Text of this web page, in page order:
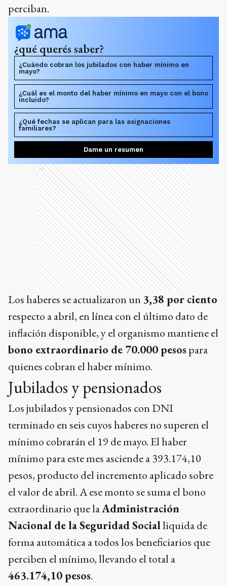
perciban.
¿qué querés saber?
¿Cuándo cobran los jubilados con haber mínimo en
mayo?
¿Cuál es el monto del haber mínimo en mayo con el bono
incluido?
¿Qué fechas se aplican para las asignaciones
familiares?
Dame un resumen
Ads
Los haberes se actualizaron un 3,38 por ciento
respecto a abril, en línea con el último dato de
inflación disponible, y el organismo mantiene el
bono extraordinario de 70.000 pesos para
quienes cobran el haber mínimo.
Jubilados y pensionados
Los jubilados y pensionados con DNI
terminado en seis cuyos haberes no superen el
mínimo cobrarán el 19 de mayo. El haber
mínimo para este mes asciende a 393.174,10
pesos, producto del incremento aplicado sobre
el valor de abril. A ese monto se suma el bono
extraordinario que laAdministración
Nacional de la Seguridad Socialliquida de
forma automática a todos los beneficiarios que
perciben el mínimo, llevando el total a
463.174,10 pesos.